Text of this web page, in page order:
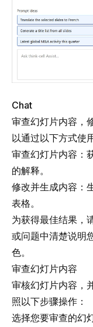
Chat
审查幻灯片内容，
以通过以下方式使
审查幻灯片内容 ：
的解释。
修改并生成内容 ：
表格。
为获得最佳结果，
或问题中清楚说明
色。
审查幻灯片内容
审核幻灯片内容，
照以下步骤操作：
选择您要审查的幻